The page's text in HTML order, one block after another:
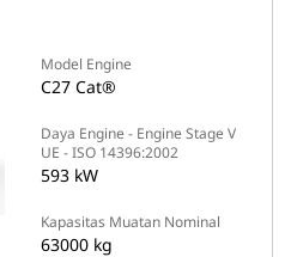
Model Engine
C27 Cat®
Daya Engine - Engine Stage V
UE - ISO 14396:2002
593 kW
Kapasitas Muatan Nominal
63000 kg